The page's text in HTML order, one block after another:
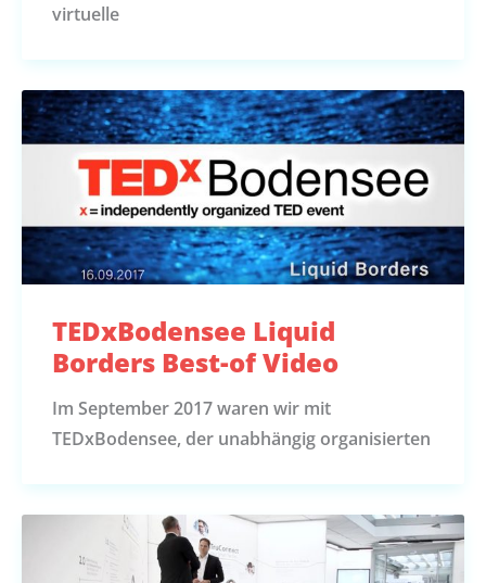
virtuelle
TEDxBodensee Liquid
Borders Best-of Video
Im September 2017 waren wir mit
TEDxBodensee, der unabhängig organisierten